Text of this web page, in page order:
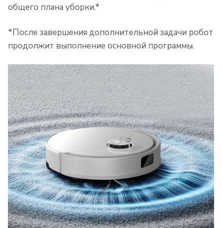
общего плана уборки.*
*После завершения дополнительной задачи робот
продолжит выполнение основной программы.